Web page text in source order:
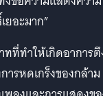
ยอะมาก”
ทที่ทำให้เกิดอาการ
ารหดเกร็งของกล้าม